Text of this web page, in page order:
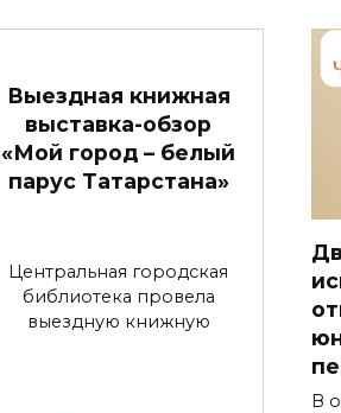
Выездная книжная
выставка-обзор
«Мой город – белый
парус Татарстана»
Центральная городская
библиотека провела
выездную книжную
В